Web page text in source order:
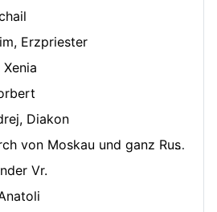
Erzpriester
Diakon
von Moskau und ganz Russland
Vr.